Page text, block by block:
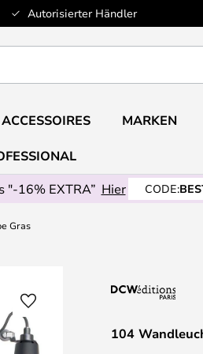
Autorisierter Händler
ACCESSOIRES MARKEN
16% EXTRA” Hier CODE:
Gras
104